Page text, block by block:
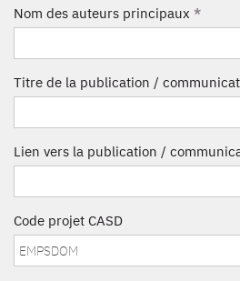
Nom des auteurs principaux *
Titre de la publication /
Lien vers la publication /
Code projet CASD